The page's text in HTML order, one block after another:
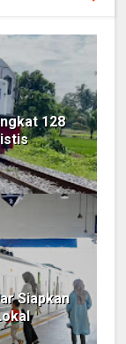
128
Siapkan